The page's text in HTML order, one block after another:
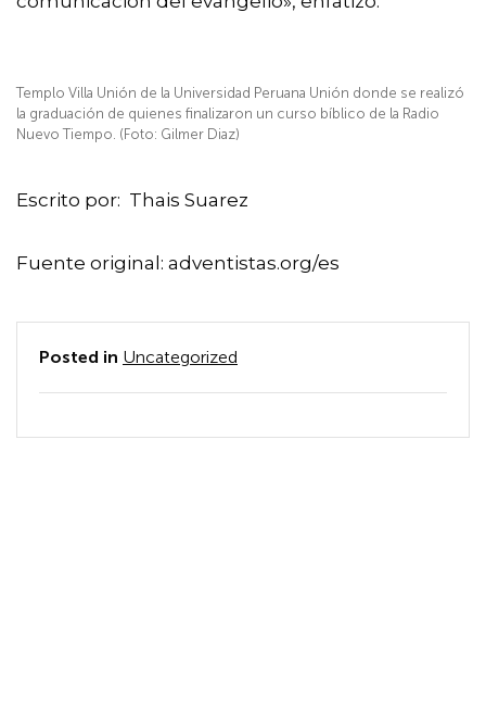
Templo Villa Unión de la Universidad Peruana Unión donde se realizó
la graduación de quienes finalizaron un curso bíblico de la Radio
Nuevo Tiempo. (Foto: Gilmer Diaz)
Escrito por: Thais Suarez
Fuente original: adventistas.org/es
Posted in Uncategorized